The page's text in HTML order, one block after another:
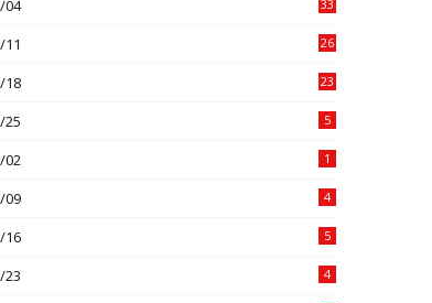
04 33
11 26
18 23
25 5
02 1
09 4
16 5
23 4